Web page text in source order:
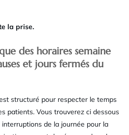
la prise.
des horaires semaine
et jours fermés du
structuré pour respecter le temps
patients. Vous trouverez ci dessous
de la journée pour la